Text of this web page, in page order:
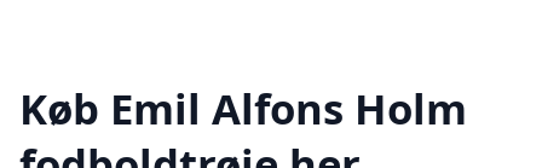
Køb Emil Alfons Holm